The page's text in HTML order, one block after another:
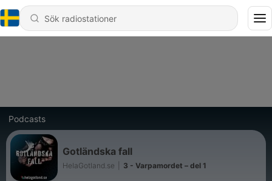
Podcasts
Gotländska fall
HelaGotland.se 3 - Varpamordet – del 1